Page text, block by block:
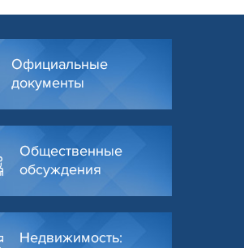
Официальные
документы
Общественные
обсуждения
Недвижимость: